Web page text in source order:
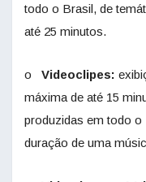
todo o Brasil, de
até 25 minutos.
o Videoclipes:
máxima de até 15
produzidas em todo o
duração de uma